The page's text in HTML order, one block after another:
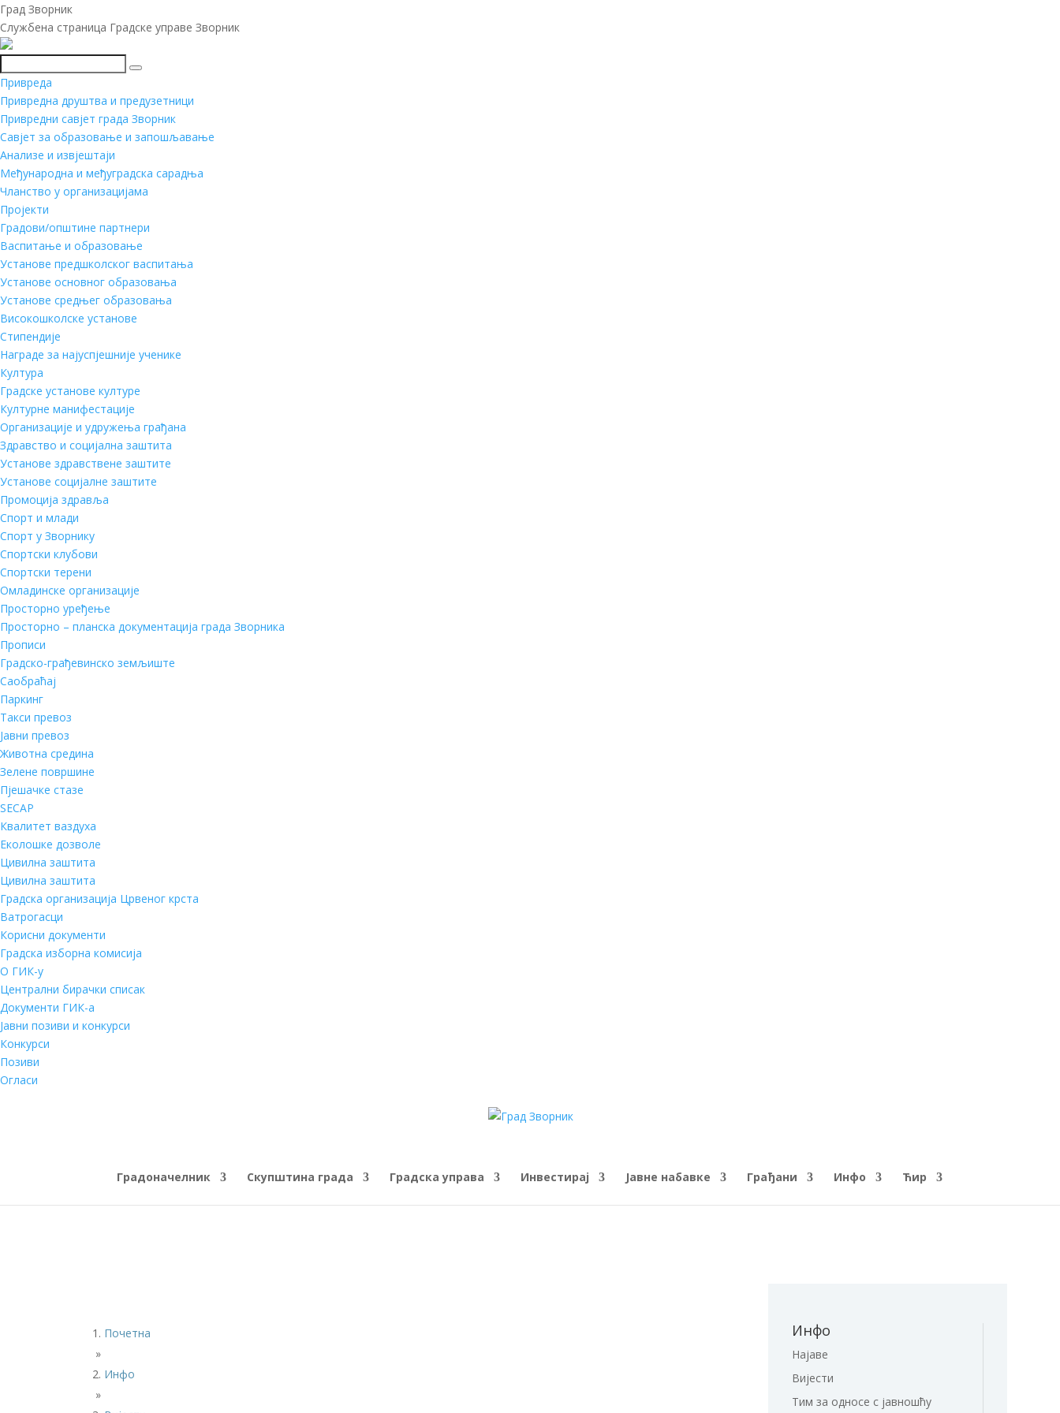
Град Зворник
Службена страница Градске управе Зворник
Претражи
Привреда
Привредна друштва и предузетници
Привредни савјет града Зворник
Савјет за образовање и запошљавање
Анализе и извјештаји
Међународна и међуградска сарадња
Чланство у организацијама
Пројекти
Градови/општине партнери
Васпитање и образовање
Установе предшколског васпитања
Установе основног образовања
Установе средњег образовања
Високошколске установе
Стипендије
Награде за најуспјешније ученике
Култура
Градске установе културе
Културне манифестације
Организације и удружења грађана
Здравство и социјална заштита
Установе здравствене заштите
Установе социјалне заштите
Промоција здравља
Спорт и млади
Спорт у Зворнику
Спортски клубови
Спортски терени
Омладинске организације
Просторно уређење
Просторно – планска документација града Зворника
Прописи
Градско-грађевинско земљиште
Саобраћај
Паркинг
Такси превоз
Јавни превоз
Животна средина
Зелене површине
Пјешачке стазе
SECAP
Квалитет ваздуха
Еколошке дозволе
Цивилна заштита
Цивилна заштита
Градска организација Црвеног крста
Ватрогасци
Корисни документи
Градска изборна комисија
О ГИК-у
Централни бирачки списак
Документи ГИК-а
Јавни позиви и конкурси
Конкурси
Позиви
Огласи
Градоначелник Скупштина града Градска управа Инвестирај Јавне набавке Грађани Инфо Ћир
Почетна
»
Инфо
»
Инфо
Најаве
Вијести
Тим за односе с јавношћу